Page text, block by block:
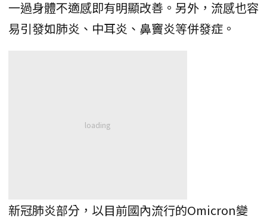
一過身體不適感即有明顯改善。另外，流感也容
易引發如肺炎、中耳炎、鼻竇炎等併發症。
新冠肺炎部分，以目前國內流行的Omicron變